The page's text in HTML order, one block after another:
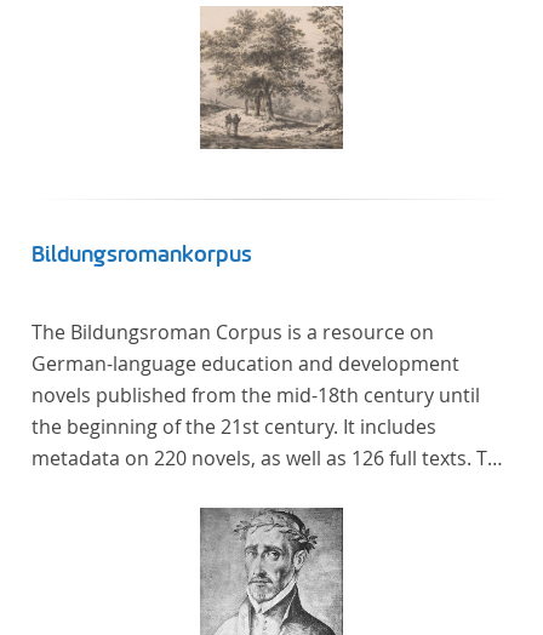
Bildungsromankorpus
The Bildungsroman Corpus is a resource on
German-language education and development
novels published from the mid-18th century until
the beginning of the 21st century. It includes
metadata on 220 novels, as well as 126 full texts. The
and incorporates the Backfischroman (or "teenage
girl novel") genre a subcategory of the